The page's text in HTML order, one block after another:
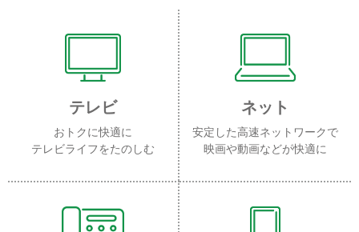
テレビ
おトクに快適に
テレビライフをたのしむ
ネット
安定した高速ネットワークで
映画や動画などが快適に